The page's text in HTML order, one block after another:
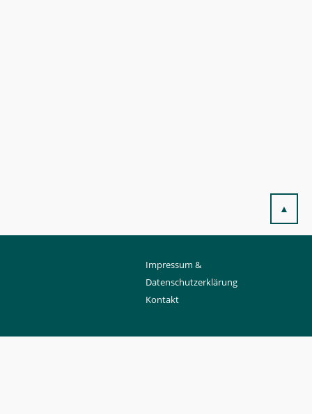
▲
Impressum &
Datenschutzerklärung
Kontakt